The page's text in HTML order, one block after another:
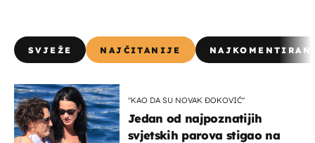
SVJEŽE NAJČITANIJE
"KAO DA SU NOVAK ĐOKOVIĆ"
Jedan od najpoznatijih
svjetskih parova stigao na